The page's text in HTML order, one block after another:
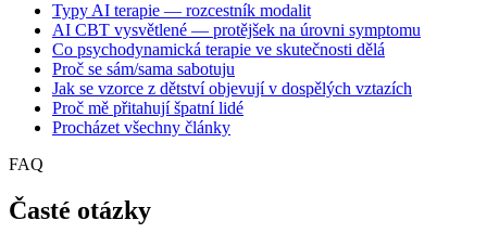
Typy AI terapie — rozcestník modalit
AI CBT vysvětlené — protějšek na úrovni symptomu
Co psychodynamická terapie ve skutečnosti dělá
Proč se sám/sama sabotuju
Jak se vzorce z dětství objevují v dospělých vztazích
Proč mě přitahují špatní lidé
Procházet všechny články
FAQ
Časté otázky